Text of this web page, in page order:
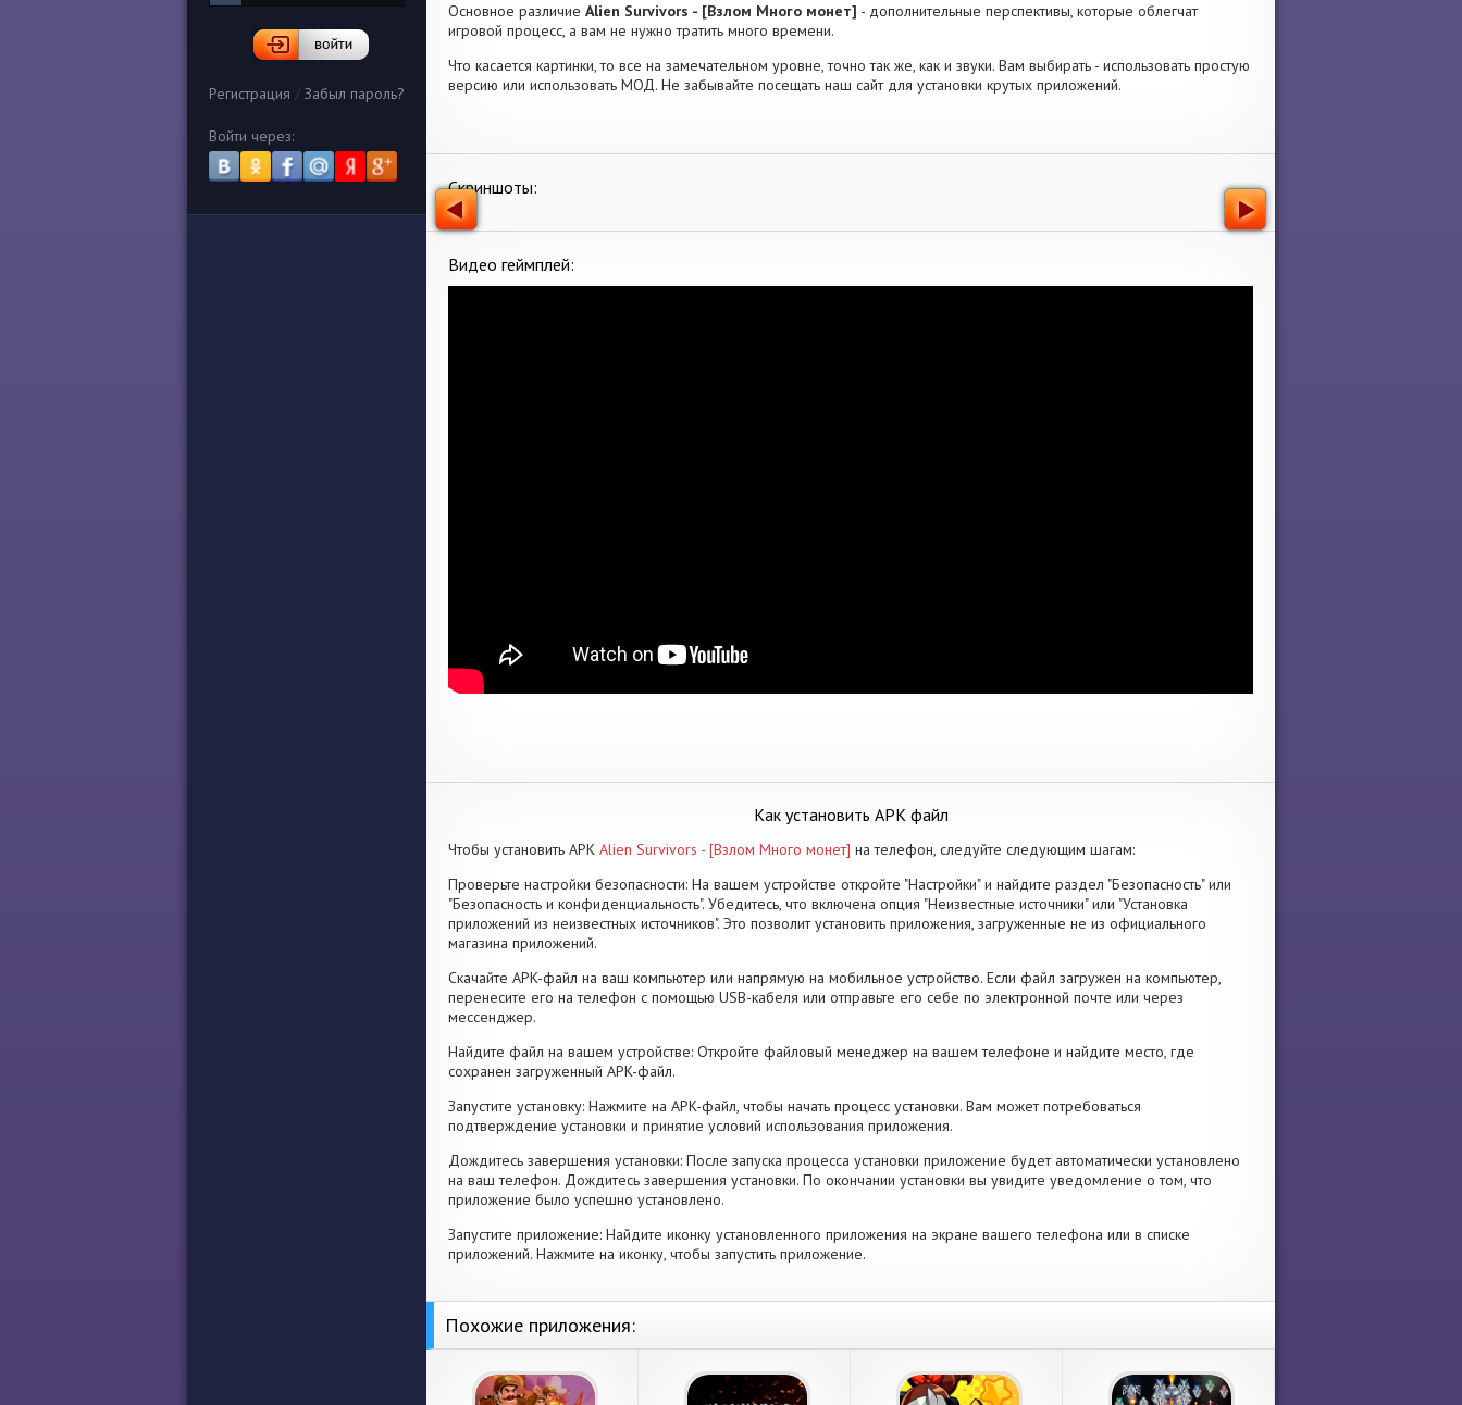
Регистрация / Забыл пароль?
Войти через:
Основное различие Alien Survivors - [Взлом Много монет] - дополнительные перспективы, которые облегчат
игровой процесс, а вам не нужно тратить много времени.
Что касается картинки, то все на замечательном уровне, точно так же, как и звуки. Вам выбирать - использовать простую
версию или использовать МОД. Не забывайте посещать наш сайт для установки крутых приложений.
Скриншоты:
Видео геймплей:
Как установить APK файл
Чтобы установить APK Alien Survivors - [Взлом Много монет] на телефон, следуйте следующим шагам:
Проверьте настройки безопасности: На вашем устройстве откройте "Настройки" и найдите раздел "Безопасность" или
"Безопасность и конфиденциальность". Убедитесь, что включена опция "Неизвестные источники" или "Установка
приложений из неизвестных источников". Это позволит установить приложения, загруженные не из официального
магазина приложений.
Скачайте APK-файл на ваш компьютер или напрямую на мобильное устройство. Если файл загружен на компьютер,
перенесите его на телефон с помощью USB-кабеля или отправьте его себе по электронной почте или через
мессенджер.
Найдите файл на вашем устройстве: Откройте файловый менеджер на вашем телефоне и найдите место, где
сохранен загруженный APK-файл.
Запустите установку: Нажмите на APK-файл, чтобы начать процесс установки. Вам может потребоваться
подтверждение установки и принятие условий использования приложения.
Дождитесь завершения установки: После запуска процесса установки приложение будет автоматически установлено
на ваш телефон. Дождитесь завершения установки. По окончании установки вы увидите уведомление о том, что
приложение было успешно установлено.
Запустите приложение: Найдите иконку установленного приложения на экране вашего телефона или в списке
приложений. Нажмите на иконку, чтобы запустить приложение.
Похожие приложения: